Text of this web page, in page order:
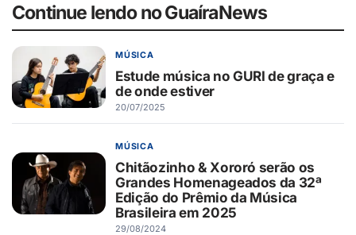
Continue lendo no GuaíraNews
MÚSICA
Estude música no GURI de graça e
de onde estiver
20/07/2025
MÚSICA
Chitãozinho & Xororó serão os
Grandes Homenageados da 32ª
Edição do Prêmio da Música
Brasileira em 2025
29/08/2024